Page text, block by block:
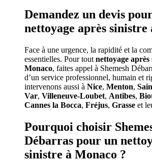
Demandez un devis
nettoyage après sinistre
Face à une urgence, la rapidité et la
essentielles. Pour tout nettoyage après
Monaco, faites appel à Shemesh
d’un service professionnel, humain et
intervenons aussi à Nice, Menton,
Var, Villeneuve-Loubet, Antibes,
Cannes la Bocca, Fréjus, Grasse et
Pourquoi choisir
Débarras pour un
sinistre à Monaco ?